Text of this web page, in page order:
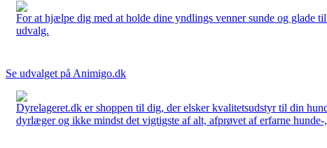
For at hjælpe dig med at holde dine yndlings venner sunde og glade
udvalg.
Se udvalget på Animigo.dk
Dyrelageret.dk er shoppen til dig, der elsker kvalitetsudstyr til din
dyrlæger og ikke mindst det vigtigste af alt, afprøvet af erfarne